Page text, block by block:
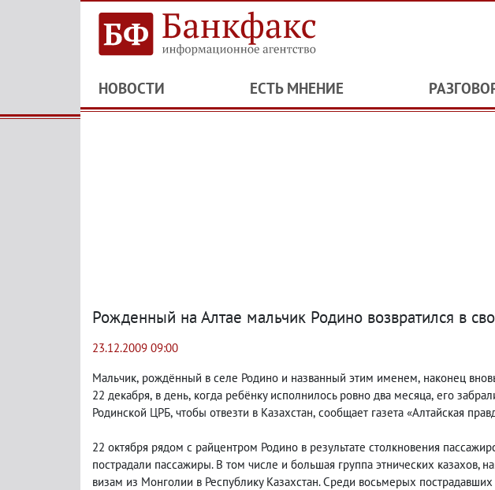
НОВОСТИ ЕСТЬ МНЕНИЕ
Рожденный на Алтае мальчик Родино возвратился в
23.12.2009 09:00
Мальчик, рождённый в селе Родино и названный этим именем, наконец
22 декабря, в день, когда ребёнку исполнилось ровно два месяца, его
Родинской ЦРБ, чтобы отвезти в Казахстан, сообщает газета «Алтайская
22 октября рядом с райцентром Родино в результате столкновения
пострадали пассажиры. В том числе и большая группа этнических казахов,
визам из Монголии в Республику Казахстан. Среди восьмерых